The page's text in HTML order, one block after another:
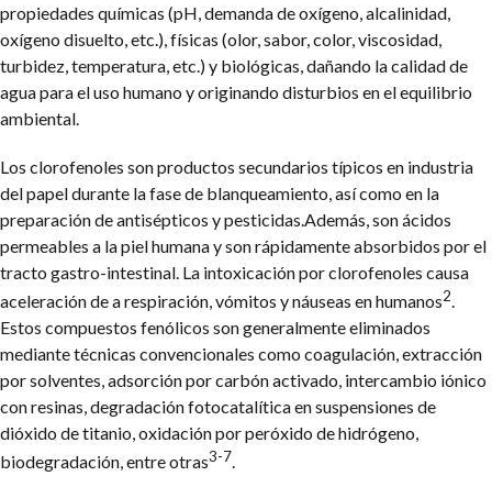
propiedades químicas (pH, demanda de oxígeno, alcalinidad,
oxígeno disuelto, etc.), físicas (olor, sabor, color, viscosidad,
turbidez, temperatura, etc.) y biológicas, dañando la calidad de
agua para el uso humano y originando disturbios en el equilibrio
ambiental.
Los clorofenoles son productos secundarios típicos en industria
del papel durante la fase de blanqueamiento, así como en la
preparación de antisépticos y pesticidas.Además, son ácidos
permeables a la piel humana y son rápidamente absorbidos por el
tracto gastro-intestinal. La intoxicación por clorofenoles causa
aceleración de a respiración, vómitos y náuseas en humanos2.
Estos compuestos fenólicos son generalmente eliminados
mediante técnicas convencionales como coagulación, extracción
por solventes, adsorción por carbón activado, intercambio iónico
con resinas, degradación fotocatalítica en suspensiones de
dióxido de titanio, oxidación por peróxido de hidrógeno,
biodegradación, entre otras3-7.